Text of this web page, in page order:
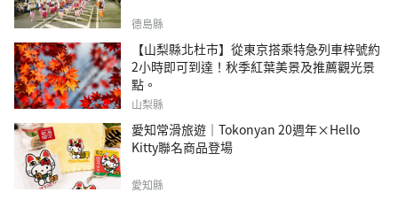
德島縣
【山梨縣北杜市】從東京搭乘特急列車梓號約
2小時即可到達！秋季紅葉美景及推薦觀光景
點。
山梨縣
愛知常滑旅遊｜Tokonyan 20週年×Hello
Kitty聯名商品登場
愛知縣